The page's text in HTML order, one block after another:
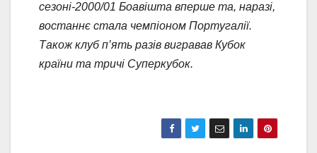
сезоні-2000/01 Боавішта вперше та, наразі,
востаннє стала чемпіоном Португалії.
Також клуб п’ять разів вигравав Кубок
країни та тричі Суперкубок.